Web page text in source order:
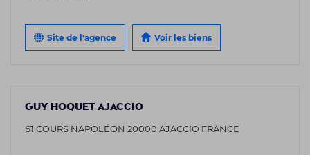
Site de l'agence Voir les biens
GUY HOQUET AJACCIO
61 COURS NAPOLÉON 20000 AJACCIO FRANCE